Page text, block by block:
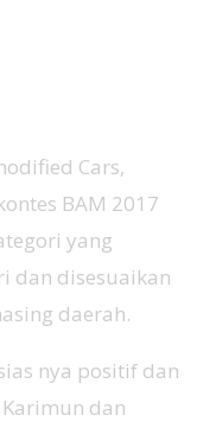
Cars,
BAM 2017
yang
dan disesuaikan
daerah.
nya positif dan
dan